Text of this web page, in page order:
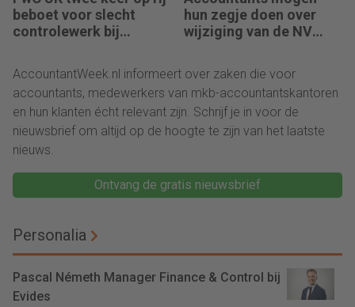
beboet voor slecht
controlewerk bij
hun zegje doen over
wijziging van de NV
AccountantWeek.nl informeert over zaken die voor
accountants, medewerkers van mkb-accountantskantoren
en hun klanten écht relevant zijn. Schrijf je in voor de
nieuwsbrief om altijd op de hoogte te zijn van het laatste
nieuws.
Ontvang de gratis nieuwsbrief
Personalia
Pascal Németh Manager Finance & Control bij
Evides